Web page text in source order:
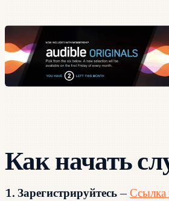
Как начать
1. Зарегистрируйтесь — Ссылка